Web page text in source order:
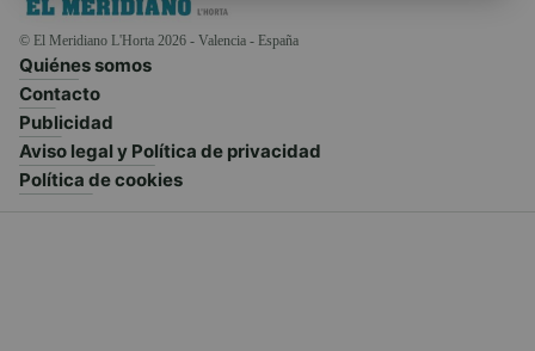
© El Meridiano L'Horta 2026 - Valencia - España
Quiénes somos
Contacto
Publicidad
Aviso legal y Política de privacidad
Política de cookies